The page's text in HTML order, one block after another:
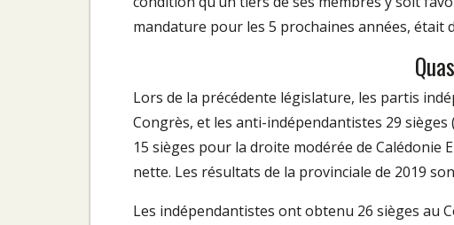
mandature pour les 5 prochaines années, était
Lors de la précédente législature, les partis
Congrès, et les anti-indépendantistes 29
15 sièges pour la droite modérée de Calédonie
nette. Les résultats de la provinciale de 2019
Les indépendantistes ont obtenu 26 sièges au